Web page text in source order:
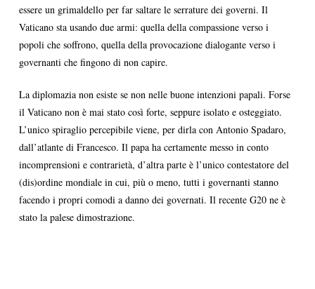
essere un grimaldello per far saltare le serrature dei governi. Il
Vaticano sta usando due armi: quella della compassione verso i
popoli che soffrono, quella della provocazione dialogante verso i
governanti che fingono di non capire.
La diplomazia non esiste se non nelle buone intenzioni papali. Forse
il Vaticano non è mai stato così forte, seppure isolato e osteggiato.
L’unico spiraglio percepibile viene, per dirla con Antonio Spadaro,
dall’atlante di Francesco. Il papa ha certamente messo in conto
incomprensioni e contrarietà, d’altra parte è l’unico contestatore del
(dis)ordine mondiale in cui, più o meno, tutti i governanti stanno
facendo i propri comodi a danno dei governati. Il recente G20 ne è
stato la palese dimostrazione.